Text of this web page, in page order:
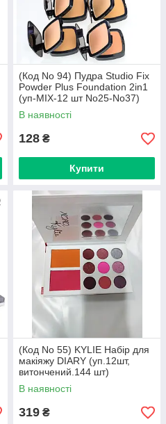
(Код No 94) Пудра Studio Fix
Powder Plus Foundation 2in1
(уп-MIX-12 шт No25-No37)
В наявності
128 ₴
Купити
(Код No 55) KYLIE Набір для
макіяжу DIARY (уп.12шт,
витончений.144 шт)
В наявності
319 ₴